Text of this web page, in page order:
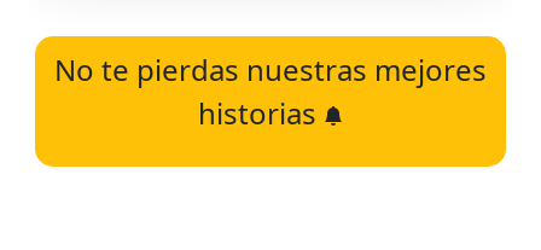
No te pierdas nuestras mejores
historias